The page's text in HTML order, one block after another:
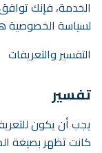
الخدمة، فإنك
لسياسة الخصوصية
التفسير والتعريفات
تفسير
يجب أن يكون
كانت تظهر بصيغة